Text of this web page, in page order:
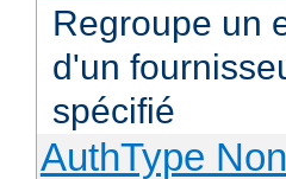
Regroupe un
d'un
spécifié
AuthType